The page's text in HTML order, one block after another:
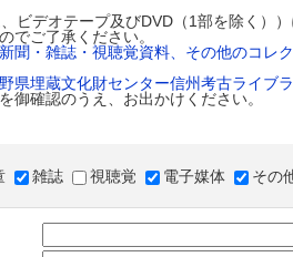
ビデオテープ及びDVD（1部を除く）
でご了承ください。
新聞・雑誌・視聴覚資料、その他のコレク
県埋蔵文化財センター信州考古ライブ
御確認のうえ、お出かけください。
雑誌 視聴覚 電子媒体 その